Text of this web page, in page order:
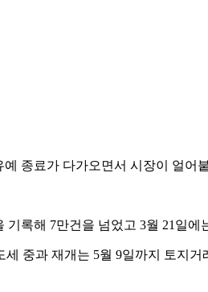
종료가 다가오면서 시장이 얼어
기록해 7만건을 넘었고 3월 21일에
중과 재개는 5월 9일까지 토지